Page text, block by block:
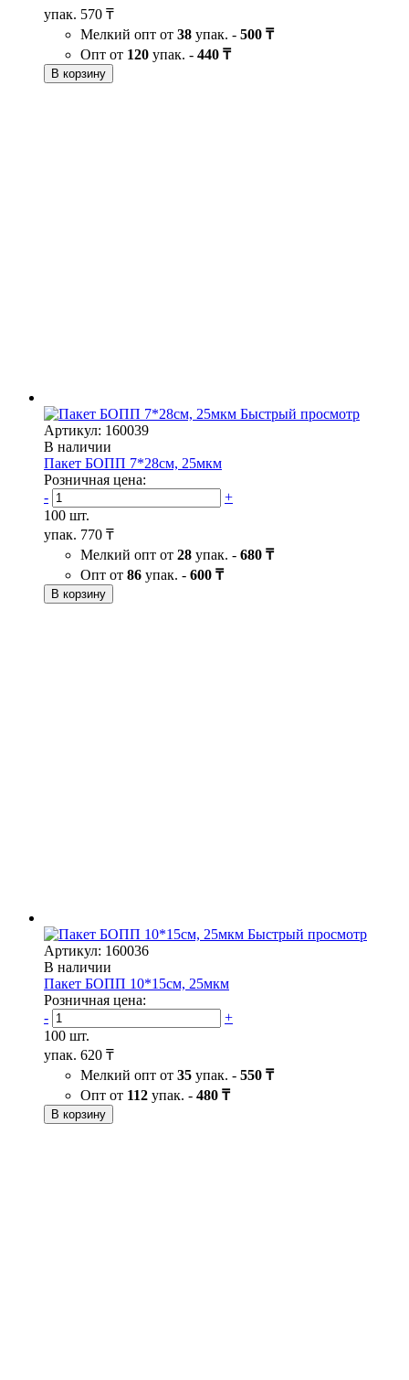
упак. 570 ₸
Мелкий опт от 38 упак. - 500 ₸
Опт от 120 упак. - 440 ₸
В корзину
Быстрый просмотр
Артикул: 160039
В наличии
Пакет БОПП 7*28см, 25мкм
Розничная цена:
-
+
100 шт.
упак. 770 ₸
Мелкий опт от 28 упак. - 680 ₸
Опт от 86 упак. - 600 ₸
В корзину
Быстрый просмотр
Артикул: 160036
В наличии
Пакет БОПП 10*15см, 25мкм
Розничная цена:
-
+
100 шт.
упак. 620 ₸
Мелкий опт от 35 упак. - 550 ₸
Опт от 112 упак. - 480 ₸
В корзину